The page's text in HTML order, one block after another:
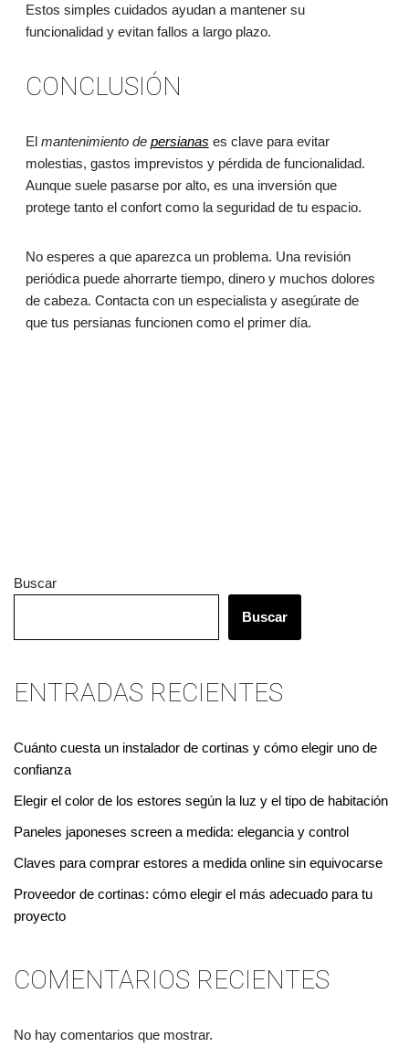
Estos simples cuidados ayudan a mantener su
funcionalidad y evitan fallos a largo plazo.
CONCLUSIÓN
El mantenimiento de persianas es clave para evitar
molestias, gastos imprevistos y pérdida de funcionalidad.
Aunque suele pasarse por alto, es una inversión que
protege tanto el confort como la seguridad de tu espacio.
No esperes a que aparezca un problema. Una revisión
periódica puede ahorrarte tiempo, dinero y muchos dolores
de cabeza. Contacta con un especialista y asegúrate de
que tus persianas funcionen como el primer día.
Buscar
Buscar
ENTRADAS RECIENTES
Cuánto cuesta un instalador de cortinas y cómo elegir uno de
confianza
Elegir el color de los estores según la luz y el tipo de habitación
Paneles japoneses screen a medida: elegancia y control
Claves para comprar estores a medida online sin equivocarse
Proveedor de cortinas: cómo elegir el más adecuado para tu
proyecto
COMENTARIOS RECIENTES
No hay comentarios que mostrar.